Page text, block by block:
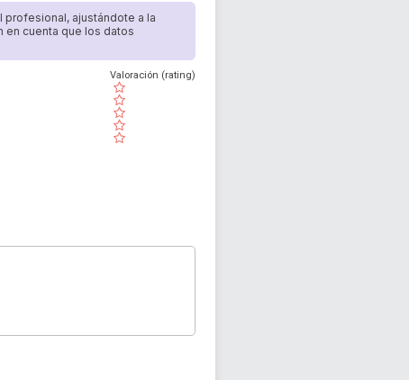
profesional, ajustándote a la
en cuenta que los datos
( )
( )
( )
( )
( )
Valoración (rating)